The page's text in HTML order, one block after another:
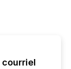
courriel